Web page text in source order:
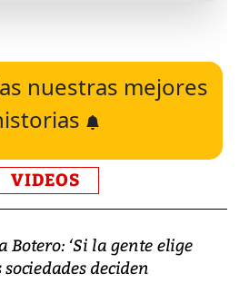
nuestras mejores
VIDEOS
Botero: ‘Si la gente elige
deciden